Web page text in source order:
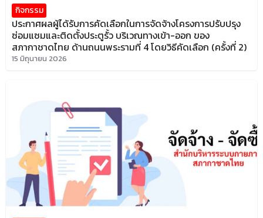
กิจกรรม
ประกาศผลผู้ได้รับการคัดเลือกในการจัดจ้างโครงการปรับปรุง
ซ่อมแซมและติดตั้งประตูรั้ว บริเวณทางเข้า-ออก ของ
สภากาชาดไทย ด้านถนนพระรามที่ 4 โดยวิธีคัดเลือก (ครั้งที่ 2)
15 มิถุนายน 2026